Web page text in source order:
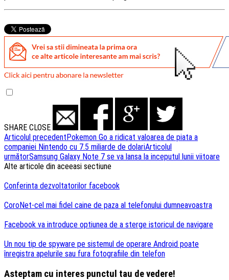
SHARE CLOSE
Navigare
articole
Articolul precedentPokemon Go a ridicat valoarea de piata a
companiei Nintendo cu 7.5 miliarde de dolariArticolul
următorSamsung Galaxy Note 7 se va lansa la inceputul lunii viitoare
Alte articole din aceeasi sectiune
Conferinta dezvoltatorilor facebook
CoroNet-cel mai fidel caine de paza al telefonului dumneavoastra
Facebook va introduce optiunea de a sterge istoricul de navigare
Un nou tip de spyware pe sistemul de operare Android poate
înregistra apelurile sau fura fotografiile din telefon
Asteptam cu interes punctul tau de vedere!